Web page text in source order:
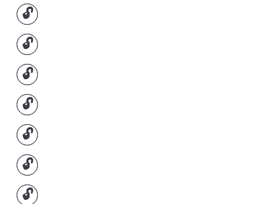
🔓
🔓
🔓
🔓
🔓
🔓
🔓